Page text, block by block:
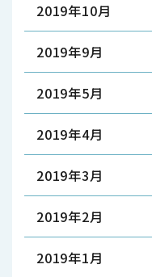
2019年10月
2019年9月
2019年5月
2019年4月
2019年3月
2019年2月
2019年1月